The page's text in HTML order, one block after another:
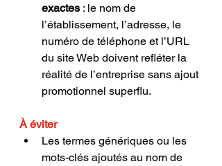
exactes : le nom de
l’établissement, l’adresse, le
numéro de téléphone et l’URL
du site Web doivent refléter la
réalité de l’entreprise sans ajout
promotionnel superflu.
À éviter
Les termes génériques ou les
mots-clés ajoutés au nom de